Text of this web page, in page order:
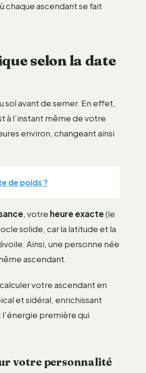
chaque ascendant se fait
selon la date
sol avant de semer. En effet,
à l’instant même de votre
environ, changeant ainsi
de poids ?
, votre heure exacte(le
solide, car la latitude et la
Ainsi, une personne née
ascendant.
votre ascendant en
et sidéral, enrichissant
l’énergie première qui
votre personnalité